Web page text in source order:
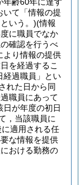
いて「情報の提
いう。)(情報
に職員でなか
確認を行うべ
より情報の提供
を経過するこ
経過職員」とい
れた日から同
職員にあって
日が年度の初日
，当該職員に
適用される任
な情報を提供
おける勤務の